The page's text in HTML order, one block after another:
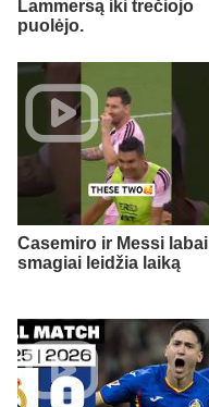
Lammersą iki trečiojo
puolėjo.
Casemiro ir Messi labai
smagiai leidžia laiką